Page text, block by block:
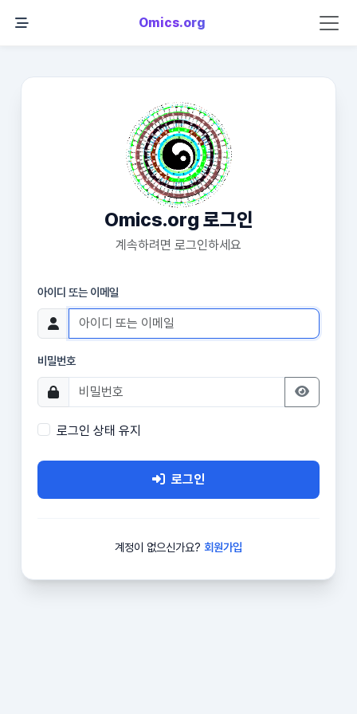
Omics.org
Omics.org 로그인
계속하려면 로그인하세요
아이디 또는 이메일
비밀번호
로그인 상태 유지
로그인
계정이 없으신가요? 회원가입